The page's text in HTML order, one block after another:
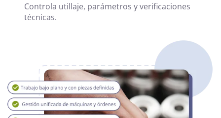
Controla utillaje, parámetros y verificaciones
técnicas.